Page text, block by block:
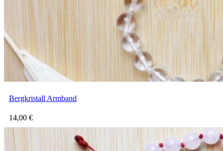
Bergkristall Armband
14,00 €